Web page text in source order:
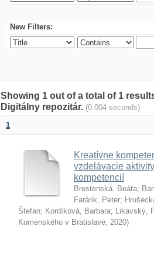
New Filters:
Showing 1 out of a total of 1
Digitálny repozitár. (0.004 seconds)
1
Kreatívne
vzdelávacie
kompetencií
Brestenská, Beáta;
Farárik, Peter;
Štefan; Kordíková, Barbara; Likavský,
Komenského v Bratislave, 2020)